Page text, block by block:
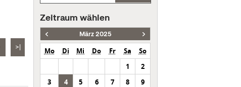
>|
Zeitraum wählen
März 2025
Mo Di Mi Do Fr Sa
So
1
2
3
4 5 6 7 8
9